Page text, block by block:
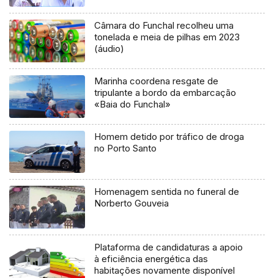
Câmara do Funchal recolheu uma
tonelada e meia de pilhas em 2023
(áudio)
Marinha coordena resgate de
tripulante a bordo da embarcação
«Baia do Funchal»
Homem detido por tráfico de droga
no Porto Santo
Homenagem sentida no funeral de
Norberto Gouveia
Plataforma de candidaturas a apoio
à eficiência energética das
habitações novamente disponível